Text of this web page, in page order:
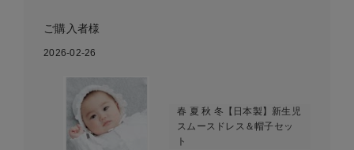
ご購入者様
2026-02-26
春 夏 秋 冬【日本製】新生児
スムースドレス＆帽子セッ
ト